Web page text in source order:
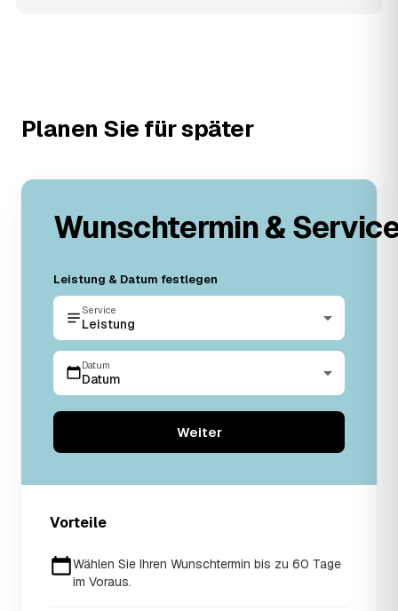
Planen Sie für später
Wunschtermin &
Leistung & Datum festlegen
Service
Leistung
Datum
Datum
Weiter
Vorteile
Wählen Sie Ihren Wunschtermin bis zu 60 Tage
im Voraus.